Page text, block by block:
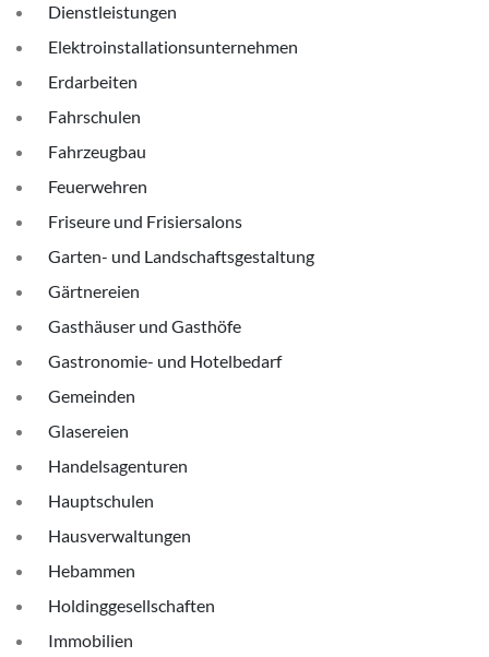
Dienstleistungen
Elektroinstallationsunternehmen
Erdarbeiten
Fahrschulen
Fahrzeugbau
Feuerwehren
Friseure und Frisiersalons
Garten- und Landschaftsgestaltung
Gärtnereien
Gasthäuser und Gasthöfe
Gastronomie- und Hotelbedarf
Gemeinden
Glasereien
Handelsagenturen
Hauptschulen
Hausverwaltungen
Hebammen
Holdinggesellschaften
Immobilien